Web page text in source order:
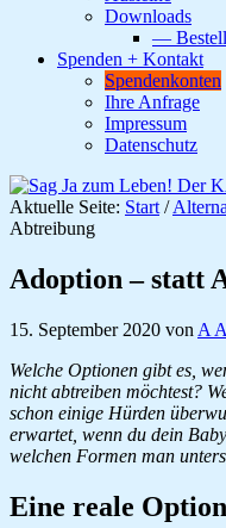
Downloads
—
Spenden + Kontakt
Spendenkonten
Ihre Anfrage
Impressum
Datenschutz
Aktuelle Seite: Start /
Abtreibung
Adoption – statt
15. September 2020 von A A
Welche Optionen gibt es,
nicht abtreiben möchtest?
schon einige Hürden
erwartet, wenn du dein
welchen Formen man
Eine reale